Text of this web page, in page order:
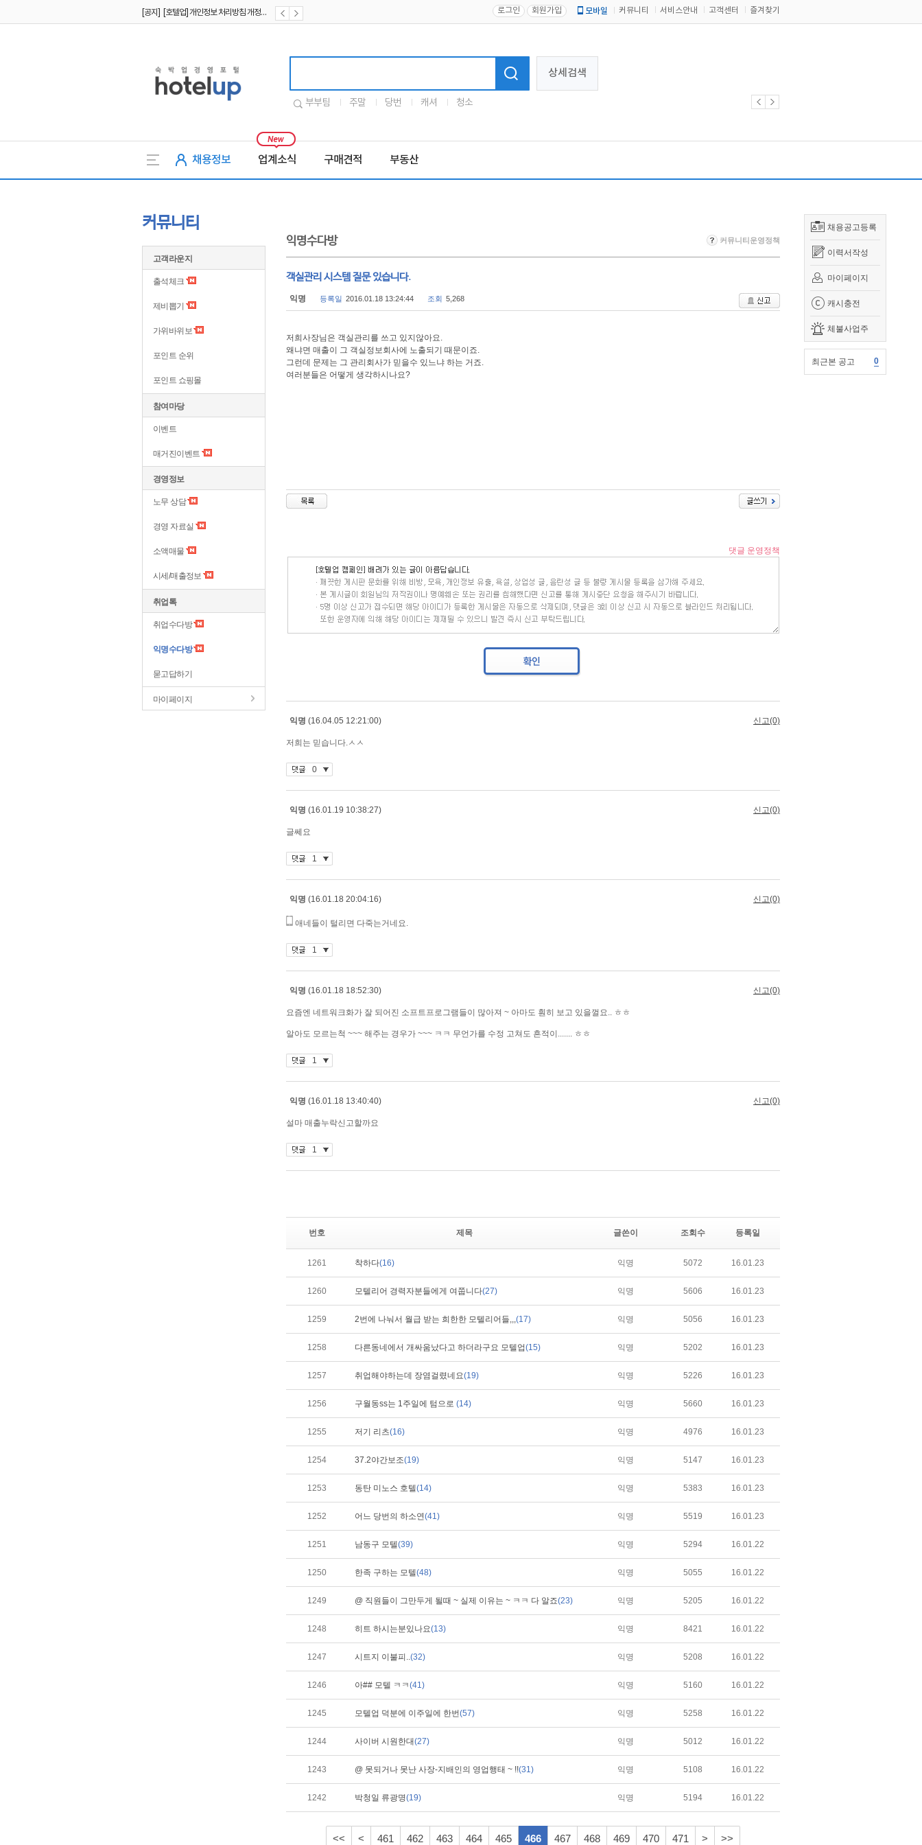
[공지] [호텔업] 개인정보 처리방침 개정본1 (19.09.02) 로그인 회원가입 모바일 커뮤니티 서비스안내 고객센터 즐겨찾기
상세검색
부부팀 주말 당번 캐셔 청소
채용정보 업계소식 구매견적 부동산
채용공고등록
이력서작성
마이페이지
캐시충전
체불사업주
최근본 공고 0
커뮤니티
고객라운지
출석체크
제비뽑기
가위바위보
포인트 순위
포인트 쇼핑몰
참여마당
이벤트
매거진이벤트
경영정보
노무 상담
경영 자료실
소액매물
시세/매출정보
취업톡
취업수다방
익명수다방
묻고답하기
마이페이지
익명수다방 커뮤니티운영정책
객실관리 시스템 질문 있습니다.
익명 등록일 2016.01.18 13:24:44 조회 5,268
저희사장님은 객실관리를 쓰고 있지않아요.
왜냐면 매출이 그 객실정보회사에 노출되기 때문이죠.
그런데 문제는 그 관리회사가 믿을수 있느냐 하는 거죠.
여러분들은 어떻게 생각하시나요?
번호 제목 글쓴이 조회수 등록일
1261 착하다(16) 익명 5072 16.01.23
1260 모텔리어 경력자분들에게 여쭙니다(27) 익명 5606 16.01.23
1259 2번에 나눠서 월급 받는 희한한 모텔리어들,,,(17) 익명 5056 16.01.23
1258 다른동네에서 개싸움났다고 하더라구요 모텔업(15) 익명 5202 16.01.23
1257 취업해야하는데 장염걸렸네요(19) 익명 5226 16.01.23
1256 구월동ss는 1주일에 텀으로 (14) 익명 5660 16.01.23
1255 저기 리츠(16) 익명 4976 16.01.23
1254 37.2야간보조(19) 익명 5147 16.01.23
1253 동탄 미노스 호텔(14) 익명 5383 16.01.23
1252 어느 당번의 하소연(41) 익명 5519 16.01.23
1251 남동구 모텔(39) 익명 5294 16.01.22
1250 한족 구하는 모텔(48) 익명 5055 16.01.22
1249 @ 직원들이 그만두게 될때 ~ 실제 이유는 ~ ㅋㅋ 다 알죠(23) 익명 5205 16.01.22
1248 히트 하시는분있나요(13) 익명 8421 16.01.22
1247 시트지 이불피..(32) 익명 5208 16.01.22
1246 아## 모텔 ㅋㅋ(41) 익명 5160 16.01.22
1245 모텔업 덕분에 이주일에 한번(57) 익명 5258 16.01.22
1244 사이버 시원한대(27) 익명 5012 16.01.22
1243 @ 못되거나 못난 사장-지배인의 영업행태 ~ !!(31) 익명 5108 16.01.22
1242 박청일 류광명(19) 익명 5194 16.01.22
<< < 461 462 463 464 465 466 467 468 469 470 471 > >>